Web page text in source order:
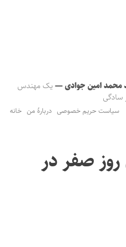
محمد امین جوادی— یک مهندس
سادگی
خانه دربارهٔ من سیاست حریم خصوصی
صفر در